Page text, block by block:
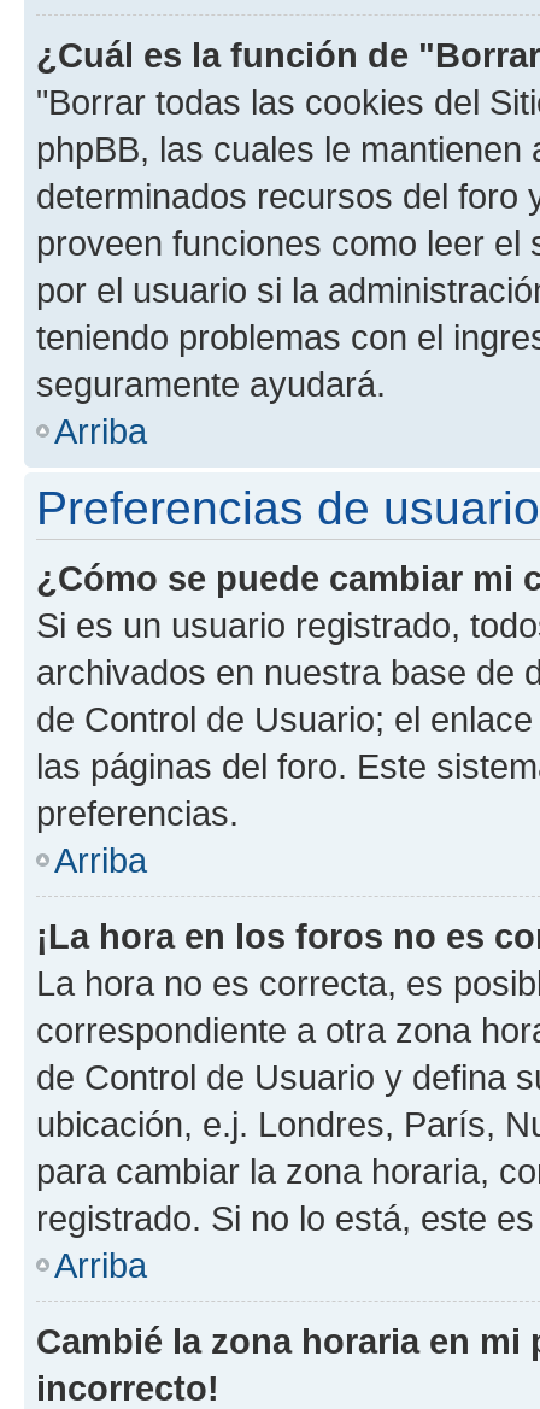
¿Cuál es la función de
"Borrar todas las cookies del
phpBB, las cuales le
determinados recursos del foro
proveen funciones como leer el
por el usuario si la
teniendo problemas con el
seguramente ayudará.
Arriba
Preferencias de
¿Cómo se puede cambiar mi
Si es un usuario registrado,
archivados en nuestra base de
de Control de Usuario; el
las páginas del foro. Este
preferencias.
Arriba
¡La hora en los foros no es
La hora no es correcta, es
correspondiente a otra zona
de Control de Usuario y defina
ubicación, e.j. Londres, París,
para cambiar la zona horaria,
registrado. Si no lo está, este
Arriba
Cambié la zona horaria en
incorrecto!